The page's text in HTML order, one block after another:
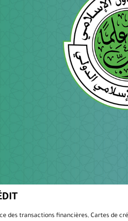
des transactions financières, Cartes de